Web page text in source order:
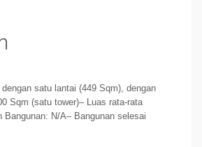
satu lantai (449 Sqm), dengan
Sqm (satu tower)– Luas rata-rata
N/A– Bangunan selesai